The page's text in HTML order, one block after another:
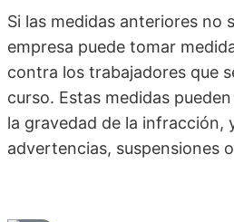
Si las medidas anteriores no
empresa puede tomar
contra los trabajadores que
curso. Estas medidas
la gravedad de la infracción,
advertencias, suspensiones